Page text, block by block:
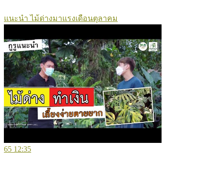
แนะนำ ไม้ด่างมาแรงเดือนตุลาคม
65 12:35